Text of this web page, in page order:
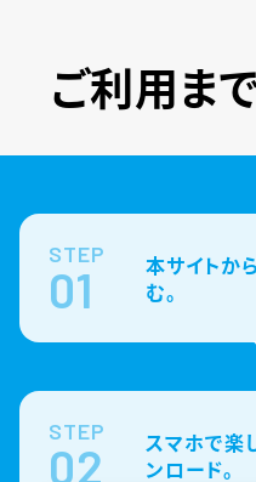
ご利用ま
STEP
01
本サイトか
む。
STEP
02
スマホで楽
ンロード。